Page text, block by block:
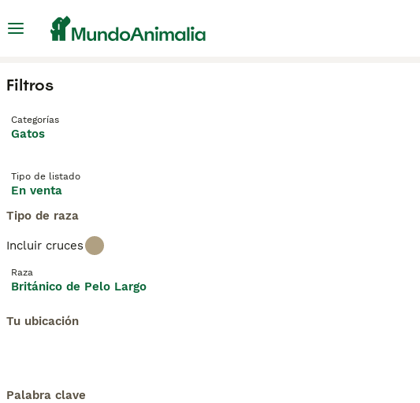
Filtros
Categorías
Gatos
Tipo de listado
En venta
Tipo de raza
Incluir cruces
Raza
Británico de Pelo Largo
Tu ubicación
Palabra clave